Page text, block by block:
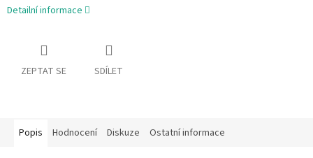
Detailní informace
ZEPTAT SE SDÍLET
Popis Hodnocení Diskuze Ostatní informace